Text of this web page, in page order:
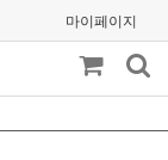
마이페이지